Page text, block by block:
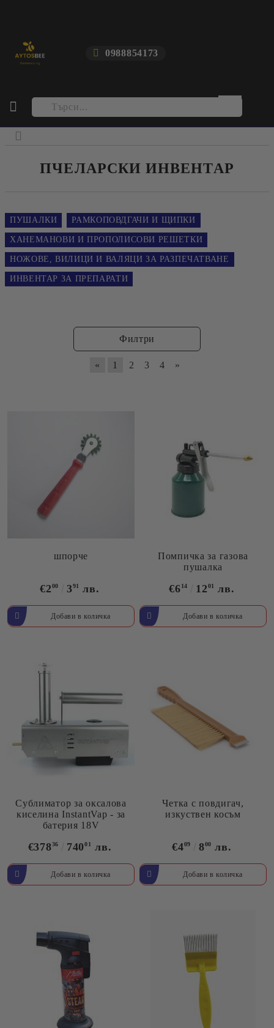
0988854173
ПЧЕЛАРСКИ ИНВЕНТАР
ПУШАЛКИ РАМКОПОВДГАЧИ И ЩИПКИ
ХАНЕМАНОВИ И ПРОПОЛИСОВИ РЕШЕТКИ
НОЖОВЕ, ВИЛИЦИ И ВАЛЯЦИ ЗА РАЗПЕЧАТВАНЕ
ИНВЕНТАР ЗА ПРЕПАРАТИ
Филтри
« 1 2 3 4 »
шпорче
€200 391 лв.
Помпичка за газова
пушалка
€614 1201 лв.
Сублиматор за оксалова
киселина InstantVap - за
батерия 18V
€37836 74001 лв.
Четка с повдигач,
изкуствен косъм
€409 800 лв.